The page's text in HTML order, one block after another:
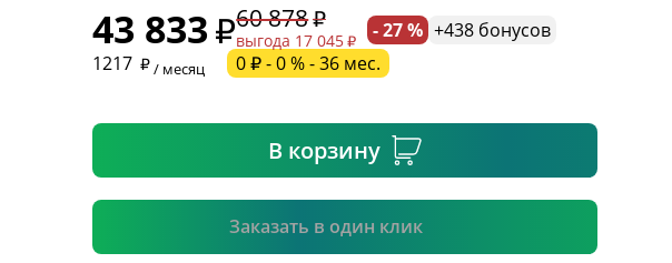
43 833 60 878
выгода 17 045 - 27 % +438 бонусов
1217
/ месяц 0 ₽ - 0 % - 36 мес.
В корзину
Заказать в один клик
* необязательное поле
Подтвердить